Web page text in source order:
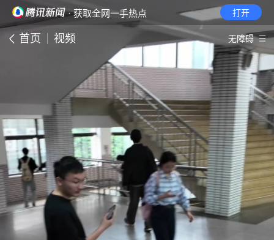
· 获取全网一手热点 打开
首页 视频 无障碍